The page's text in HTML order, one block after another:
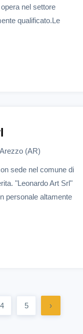
nel settore
qualificato.Le
(AR)
sede nel comune di
"Leonardo Art Srl"
personale altamente
4 5 ›